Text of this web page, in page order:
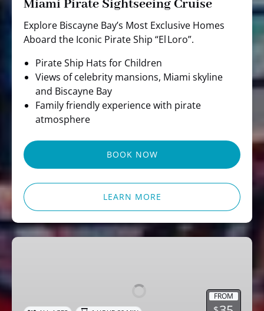
Miami Pirate Sightseeing Cruise
Explore Biscayne Bay’s Most Exclusive Homes
Aboard the Iconic Pirate Ship “El Loro”.
Pirate Ship Hats for Children
Views of celebrity mansions, Miami skyline
and Biscayne Bay
Family friendly experience with pirate
atmosphere
BOOK NOW
LEARN MORE
Miami
FROM